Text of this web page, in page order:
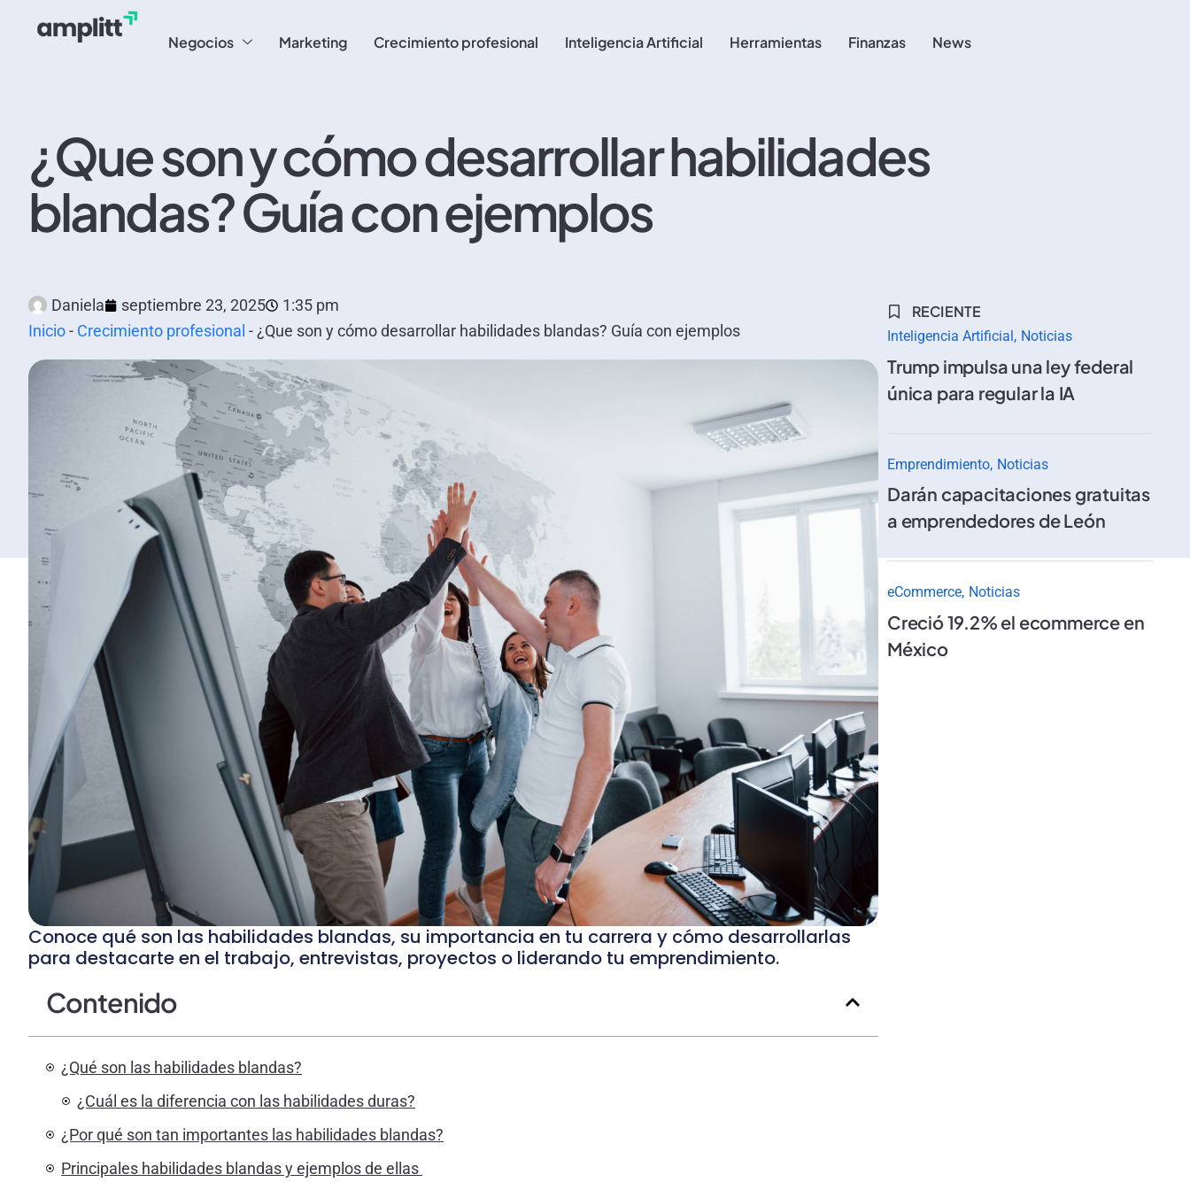
Negocios Marketing Crecimiento profesional Inteligencia Artificial Herramientas Finanzas News
¿Que son y cómo desarrollar habilidades
blandas? Guía con ejemplos
Daniela septiembre 23, 2025
1:35 pm
Inicio- Crecimiento profesional -¿Que son y cómo desarrollar habilidades blandas? Guía con ejemplos
Conoce qué son las habilidades blandas, su importancia en tu carrera y cómo desarrollarlas
para destacarte en el trabajo, entrevistas, proyectos o liderando tu emprendimiento.
Contenido
¿Qué son las habilidades blandas?
¿Cuál es la diferencia con las habilidades duras?
¿Por qué son tan importantes las habilidades blandas?
Principales habilidades blandas y ejemplos de ellas
RECIENTE
Inteligencia Artificial Noticias
Trump impulsa una ley federal
única para regular la IA
Emprendimiento Noticias
Darán capacitaciones gratuitas
a emprendedores de León
eCommerce Noticias
Creció 19.2% el ecommerce en
México